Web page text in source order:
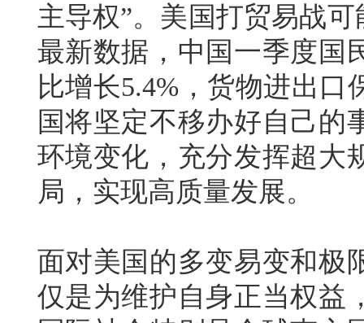
主导权”。美国打贸易战
最新数据，中国一季度国
比增长5.4%，货物进出
国将坚定不移办好自己的
环境变化，充分发挥超大
局，实现高质量发展。
面对美国的多变易变和极
仅是为维护自身正当权益